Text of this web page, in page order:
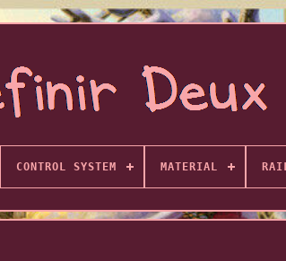
CONTROL SYSTEM MATERIAL